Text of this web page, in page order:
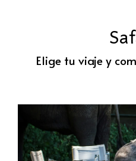
Elige tu viaje y